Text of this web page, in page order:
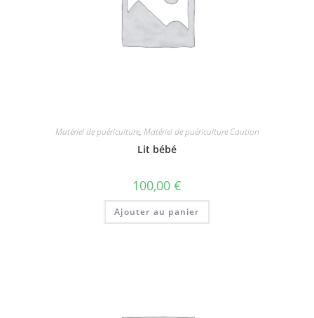
Matériel de puériculture, Matériel de puériculture Caution
Lit bébé
100,00 €
Ajouter au panier